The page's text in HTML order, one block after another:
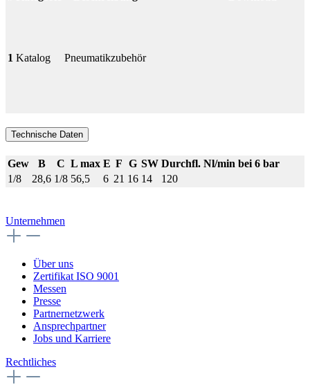
1 Katalog Pneumatikzubehör
Technische Daten
Gew B C L max E F G SW Durchfl. Nl/min bei 6 bar
1/8
28,6 1/8 56,5 6 21 16 14 120
Unternehmen
Über uns
Zertifikat ISO 9001
Messen
Presse
Partnernetzwerk
Ansprechpartner
Jobs und Karriere
Rechtliches